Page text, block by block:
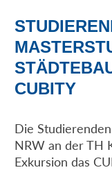
CUBITY
Die
NRW an der TH
Exkursion das